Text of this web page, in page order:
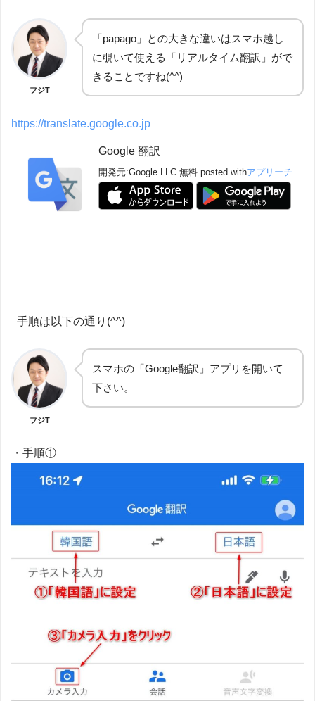
フジT
「papago」との大きな違いはスマホ越し
に覗いて使える「リアルタイム翻訳」がで
きることですね(^^)
https://translate.google.co.jp
Google 翻訳
開発元:Google LLC 無料 posted withアプリーチ
手順は以下の通り(^^)
フジT
スマホの「Google翻訳」アプリを開いて
下さい。
・手順①